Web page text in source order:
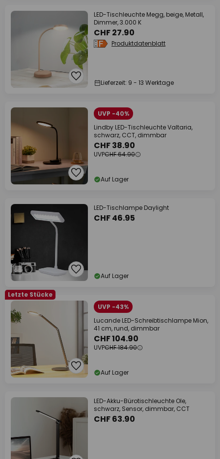
LED-Tischleuchte Megg, beige, Metall,
Dimmer, 3.000 K
CHF 27.90
Produktdatenblatt
Lieferzeit: 9 - 13 Werktage
UVP -40%
Lindby LED-Tischleuchte Valtaria,
schwarz, CCT, dimmbar
CHF 38.90
UVPCHF 64.90
Auf Lager
LED-Tischlampe Daylight
CHF 46.95
Auf Lager
Letzte Stücke
UVP -43%
Lucande LED-Schreibtischlampe Mion,
41 cm, rund, dimmbar
CHF 104.90
UVPCHF 184.90
Auf Lager
LED-Akku-Bürotischleuchte Ole,
schwarz, Sensor, dimmbar, CCT
CHF 63.90